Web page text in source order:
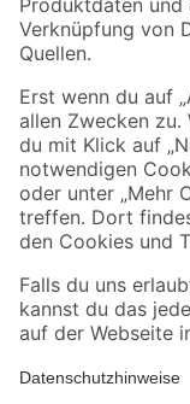
Sicher einkaufen
Jetzt die toom-App
Alle Preisangaben in EUR
Umständen nicht in allen
Produkte nur solange der
*Paketversand ab 59 €